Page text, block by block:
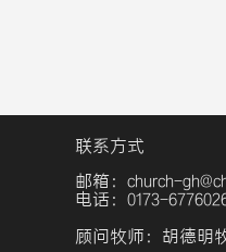
联系方式
邮箱：church-
电话：0173-
顾问牧师：胡德明